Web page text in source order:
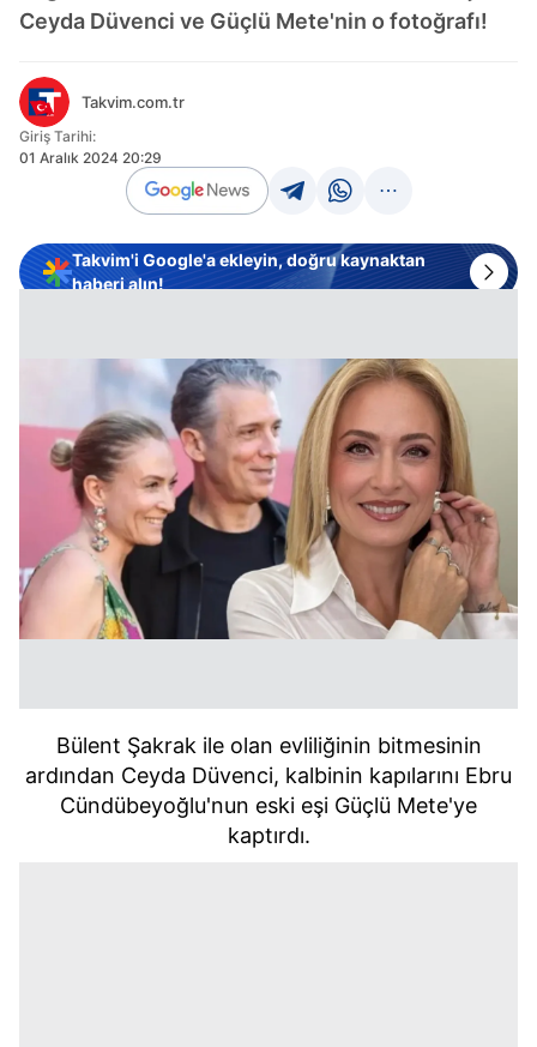
Ceyda Düvenci ve Güçlü Mete'nin o fotoğrafı!
Takvim.com.tr
Giriş Tarihi:
01 Aralık 2024 20:29
Takvim'i Google'a ekleyin, doğru kaynaktan
haberi alın!
Bülent Şakrak ile olan evliliğinin bitmesinin
ardından Ceyda Düvenci, kalbinin kapılarını Ebru
Cündübeyoğlu'nun eski eşi Güçlü Mete'ye
kaptırdı.